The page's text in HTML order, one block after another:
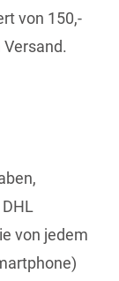
von 150,-
von jedem